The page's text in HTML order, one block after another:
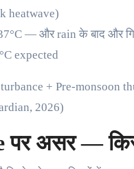
heatwave)
— और rain के बाद और
expected
+ Pre-monsoon
2026)
असर —